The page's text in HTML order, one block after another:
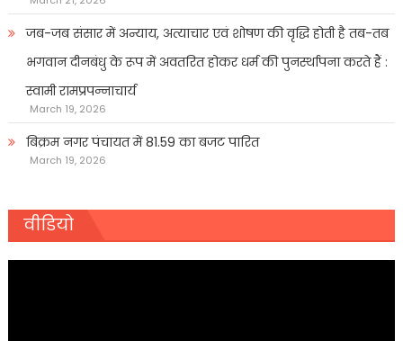
जब-जब संसार में अन्याय, अत्याचार एवं शोषण की वृद्धि होती है तब-तब
भगवान दीनबंधु के रूप में अवतरित होकर धर्म की पुनर्स्थापना करते हैं :
स्वामी रामप्रपन्नाचार्य
March 19, 2026
बिक्रम नगर पंचायत में 81.59 का बजट पारित
March 19, 2026
वीडियो